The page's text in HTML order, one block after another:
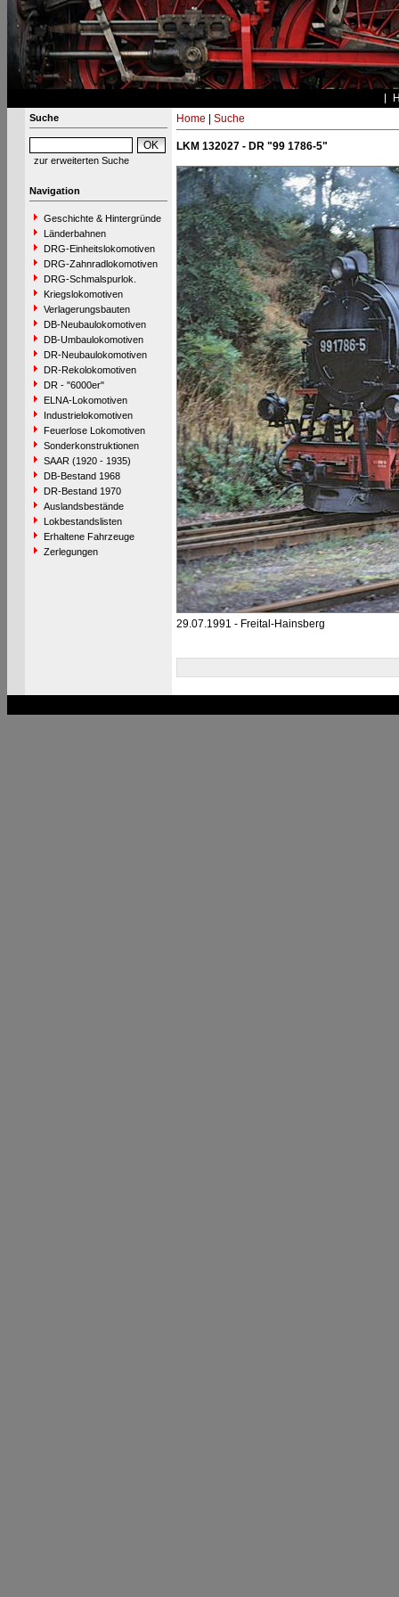
Suche
zur erweiterten Suche
Navigation
Geschichte & Hintergründe
Länderbahnen
DRG-Einheitslokomotiven
DRG-Zahnradlokomotiven
DRG-Schmalspurlok.
Kriegslokomotiven
Verlagerungsbauten
DB-Neubaulokomotiven
DB-Umbaulokomotiven
DR-Neubaulokomotiven
DR-Rekolokomotiven
DR - "6000er"
ELNA-Lokomotiven
Industrielokomotiven
Feuerlose Lokomotiven
Sonderkonstruktionen
SAAR (1920 - 1935)
DB-Bestand 1968
DR-Bestand 1970
Auslandsbestände
Lokbestandslisten
Erhaltene Fahrzeuge
Zerlegungen
Home Suche
LKM 132027 - DR "99 1786-5"
29.07.1991 - Freital-Hainsberg